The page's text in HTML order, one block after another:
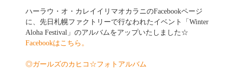
ハーラウ・オ・カレイイリマオカラニのFacebookページ
に、先日札幌ファクトリーで行なわれたイベント「Winter
Aloha Festival」のアルバムをアップいたしました☆
Facebookはこちら。
◎ガールズのカヒコ☆フォトアルバム